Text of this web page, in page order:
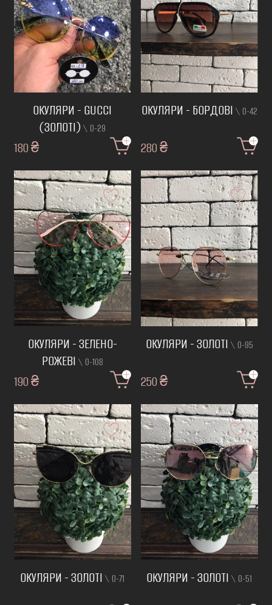
ОКУЛЯРИ - GUCCI
(ЗОЛОТІ)\ О-29
180 ₴
ОКУЛЯРИ - БОРДОВІ \ О-42
280 ₴
ОКУЛЯРИ - ЗЕЛЕНО-
РОЖЕВІ \ О-108
190 ₴
ОКУЛЯРИ - ЗОЛОТІ \ О-95
250 ₴
ОКУЛЯРИ - ЗОЛОТІ \ О-71 ОКУЛЯРИ - ЗОЛОТІ \ О-51